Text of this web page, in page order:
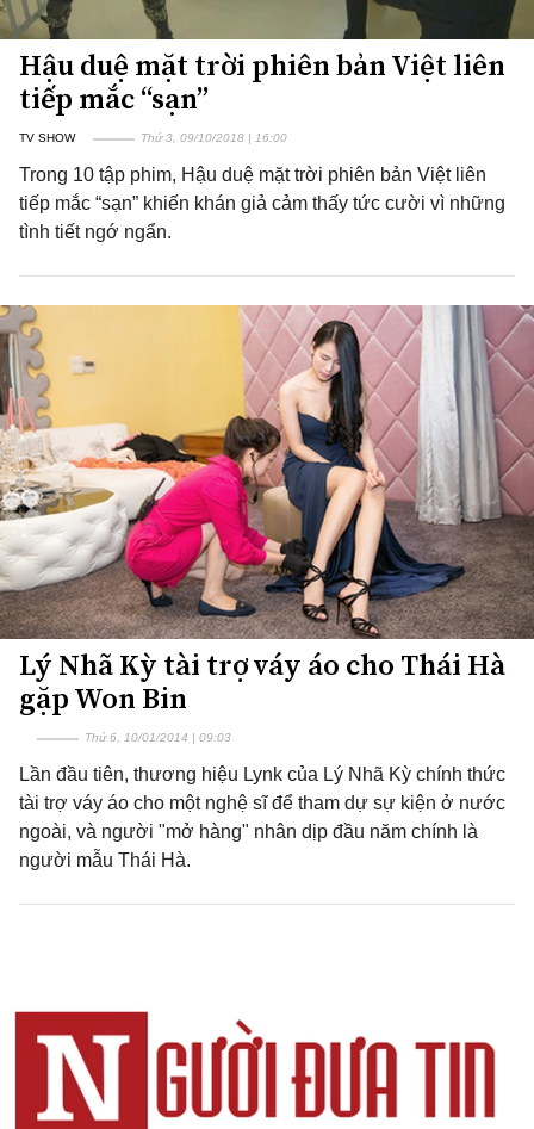
Hậu duệ mặt trời phiên bản Việt liên
tiếp mắc “sạn”
TV SHOW Thứ 3, 09/10/2018 | 16:00
Trong 10 tập phim, Hậu duệ mặt trời phiên bản Việt liên
tiếp mắc “sạn” khiến khán giả cảm thấy tức cười vì những
tình tiết ngớ ngẩn.
Lý Nhã Kỳ tài trợ váy áo cho Thái Hà
gặp Won Bin
Thứ 6, 10/01/2014 | 09:03
Lần đầu tiên, thương hiệu Lynk của Lý Nhã Kỳ chính thức
tài trợ váy áo cho một nghệ sĩ để tham dự sự kiện ở nước
ngoài, và người "mở hàng" nhân dịp đầu năm chính là
người mẫu Thái Hà.